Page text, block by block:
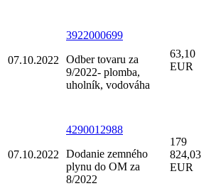
07.10.2022
3922000699
Odber tovaru za
9/2022- plomba,
uholník, vodováha
63,10
EUR
07.10.2022
4290012988
Dodanie zemného
plynu do OM za
8/2022
179
824,03
EUR